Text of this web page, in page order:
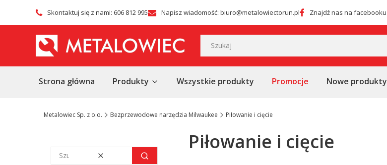
Skontaktuj się z nami: 606 812 995 Napisz wiadomość: biuro@metalowiectorun.pl Znajdź nas na facebooku
Strona główna Produkty Wszystkie produkty Promocje Nowe produkty
Metalowiec Sp. z o.o. Bezprzewodowe narzędzia Milwaukee Piłowanie i cięcie
Wyczyść Szukaj
Piłowanie i cięcie